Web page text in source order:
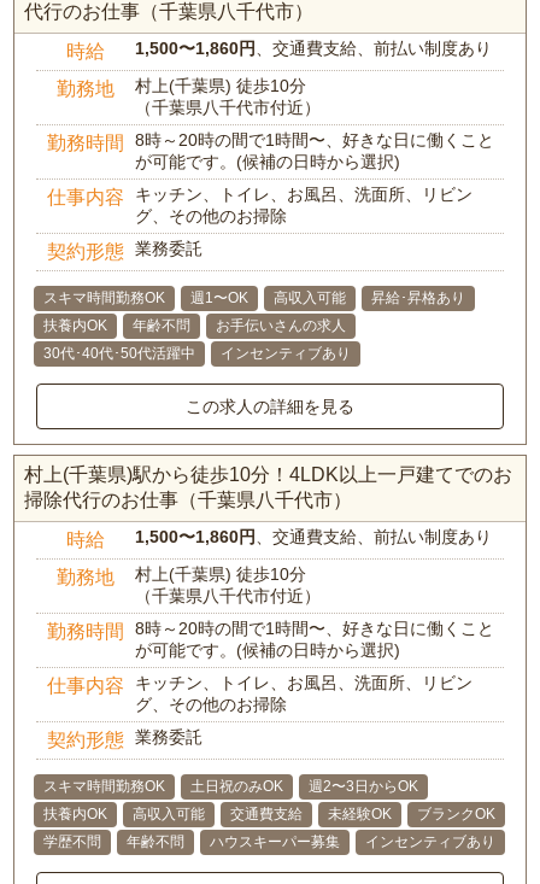
代行のお仕事（千葉県八千代市）
時給 1,500〜1,860円、交通費支給、前払い制度あり
勤務地
村上(千葉県) 徒歩10分
（千葉県八千代市付近）
勤務時間
8時～20時の間で1時間〜、好きな日に働くこと
が可能です。(候補の日時から選択)
仕事内容
キッチン、トイレ、お風呂、洗面所、リビン
グ、その他のお掃除
契約形態 業務委託
スキマ時間勤務OK 週1〜OK 高収入可能
昇給･昇格あり
扶養内OK
年齢不問
お手伝いさんの求人
30代･40代･50代活躍中
インセンティブあり
この求人の詳細を見る
村上(千葉県)駅から徒歩10分！4LDK以上一戸建てでのお
掃除代行のお仕事（千葉県八千代市）
時給 1,500〜1,860円、交通費支給、前払い制度あり
勤務地
村上(千葉県) 徒歩10分
（千葉県八千代市付近）
勤務時間
8時～20時の間で1時間〜、好きな日に働くこと
が可能です。(候補の日時から選択)
仕事内容
キッチン、トイレ、お風呂、洗面所、リビン
グ、その他のお掃除
契約形態 業務委託
スキマ時間勤務OK 土日祝のみOK
週2〜3日からOK
扶養内OK
高収入可能 交通費支給 未経験OK
ブランクOK
学歴不問
年齢不問 ハウスキーパー募集 インセンティブあり